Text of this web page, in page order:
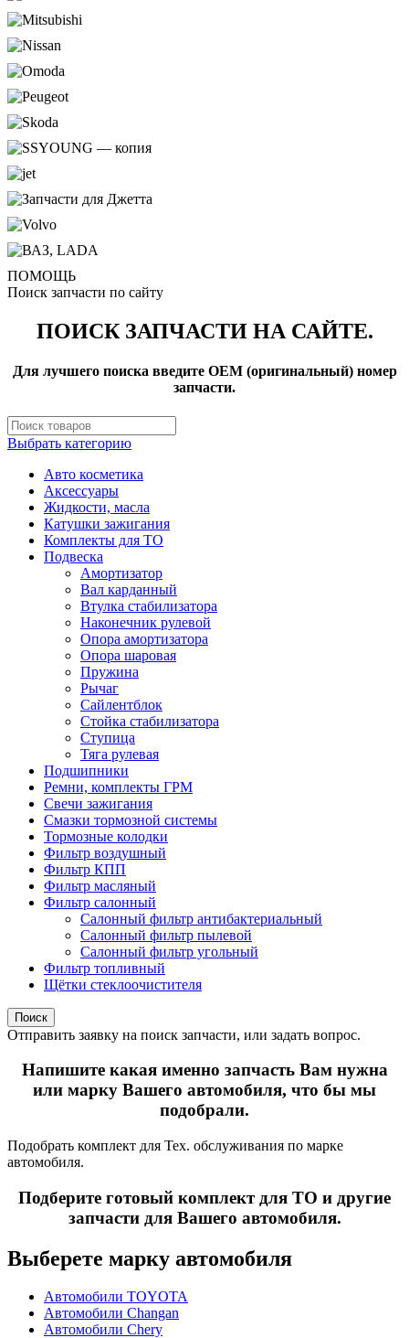
ПОМОЩЬ
Поиск запчасти по сайту
ПОИСК ЗАПЧАСТИ НА САЙТЕ.
Для лучшего поиска введите OEM (оригинальный) номер
запчасти.
Выбрать категорию
Авто косметика
Аксессуары
Жидкости, масла
Катушки зажигания
Комплекты для ТО
Подвеска
Амортизатор
Вал карданный
Втулка стабилизатора
Наконечник рулевой
Опора амортизатора
Опора шаровая
Пружина
Рычаг
Сайлентблок
Стойка стабилизатора
Ступица
Тяга рулевая
Подшипники
Ремни, комплекты ГРМ
Свечи зажигания
Смазки тормозной системы
Тормозные колодки
Фильтр воздушный
Фильтр КПП
Фильтр масляный
Фильтр салонный
Салонный фильтр антибактериальный
Салонный фильтр пылевой
Салонный фильтр угольный
Фильтр топливный
Щётки стеклоочистителя
Поиск
Отправить заявку на поиск запчасти, или задать вопрос.
Напишите какая именно запчасть Вам нужна
или марку Вашего автомобиля, что бы мы
подобрали.
Подобрать комплект для Тех. обслуживания по марке
автомобиля.
Подберите готовый комплект для ТО и другие
запчасти для Вашего автомобиля.
Выберете марку автомобиля
Автомобили TOYOTA
Автомобили Changan
Автомобили Chery